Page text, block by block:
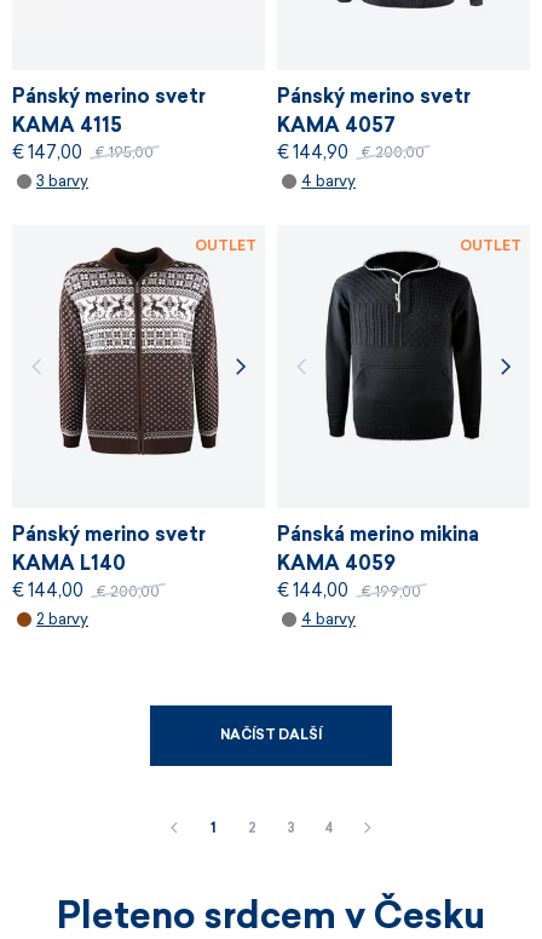
Pánský merino svetr
KAMA 4115
€ 147,00 € 195,00
3 barvy
Pánský merino svetr
KAMA 4057
€ 144,90 € 200,00
4 barvy
Pánský merino svetr
KAMA L140
€ 144,00 € 200,00
2 barvy
OUTLET
Pánská merino mikina
KAMA 4059
€ 144,00 € 199,00
4 barvy
OUTLET
NAČÍST DALŠÍ
1 2 3 4
Pleteno srdcem v Česku